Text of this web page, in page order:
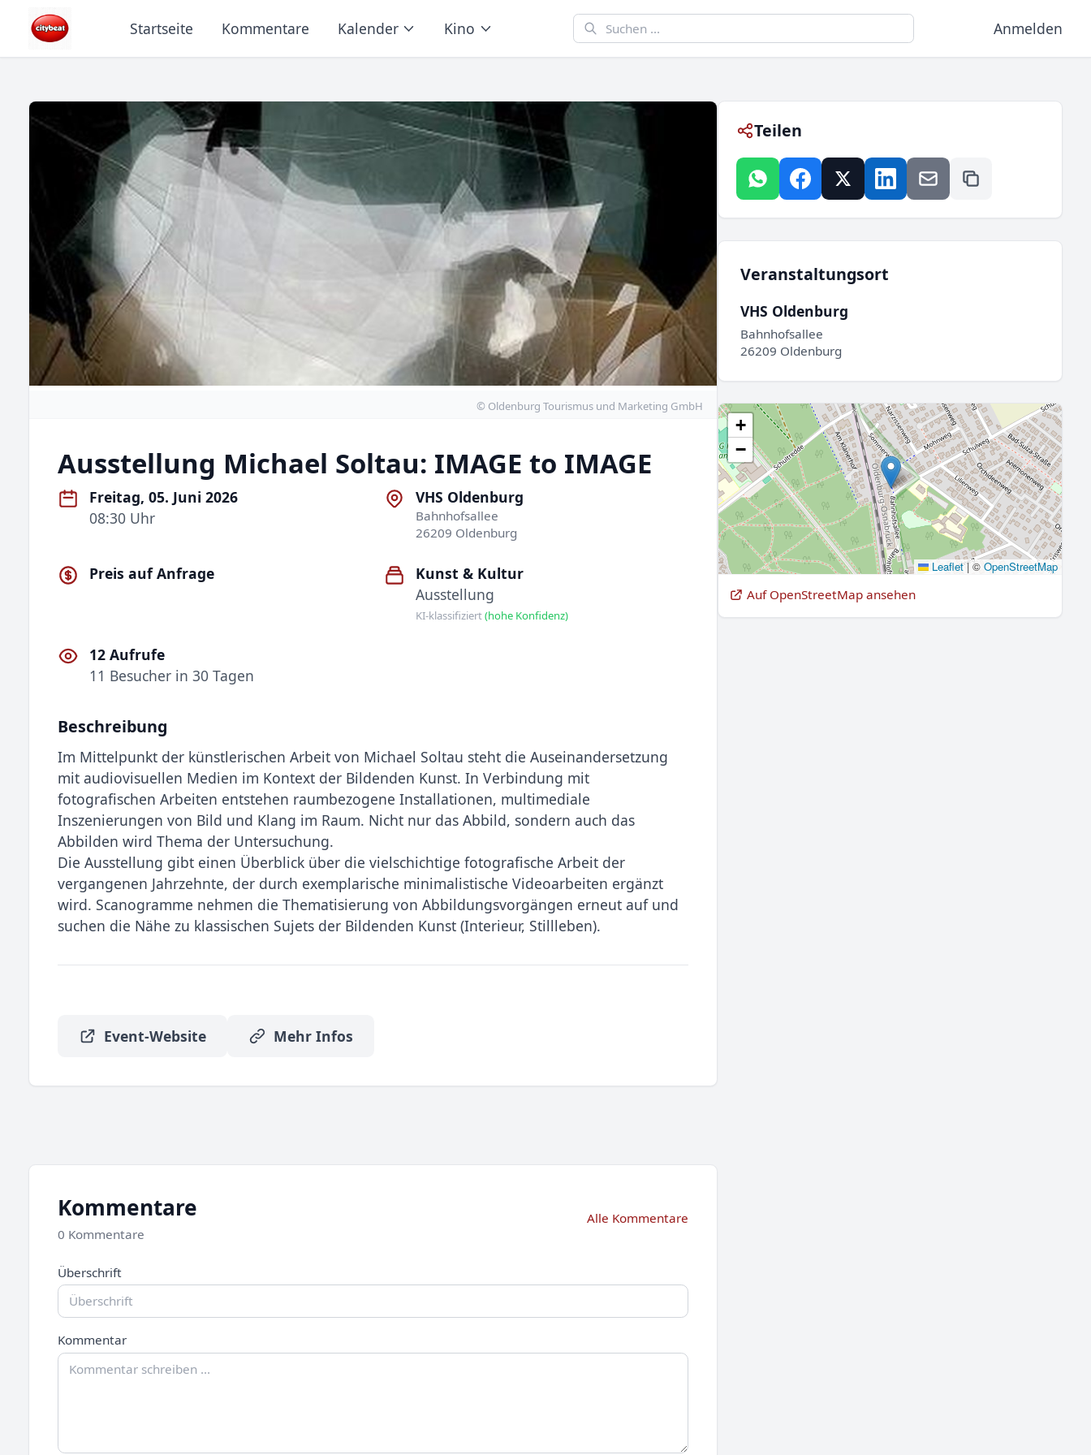
Startseite Kommentare Kalender Kino Anmelden
© Oldenburg Tourismus und Marketing GmbH
Ausstellung Michael Soltau: IMAGE to IMAGE
Freitag, 05. Juni 2026
08:30 Uhr
VHS Oldenburg
Bahnhofsallee
26209 Oldenburg
Preis auf Anfrage
Kunst & Kultur
Ausstellung
KI-klassifiziert(hohe Konfidenz)
12 Aufrufe
11 Besucher in 30 Tagen
Beschreibung
Im Mittelpunkt der künstlerischen Arbeit von Michael Soltau steht die Auseinandersetzung
mit audiovisuellen Medien im Kontext der Bildenden Kunst. In Verbindung mit
fotografischen Arbeiten entstehen raumbezogene Installationen, multimediale
Inszenierungen von Bild und Klang im Raum. Nicht nur das Abbild, sondern auch das
Abbilden wird Thema der Untersuchung.
Die Ausstellung gibt einen Überblick über die vielschichtige fotografische Arbeit der
vergangenen Jahrzehnte, der durch exemplarische minimalistische Videoarbeiten ergänzt
wird. Scanogramme nehmen die Thematisierung von Abbildungsvorgängen erneut auf und
suchen die Nähe zu klassischen Sujets der Bildenden Kunst (Interieur, Stillleben).
Event-Website Mehr Infos
Teilen
Veranstaltungsort
VHS Oldenburg
Bahnhofsallee
26209 Oldenburg
+
−
Leaflet |© OpenStreetMap
Auf OpenStreetMap ansehen
Kommentare
0 Kommentare
Alle Kommentare
Überschrift
Kommentar